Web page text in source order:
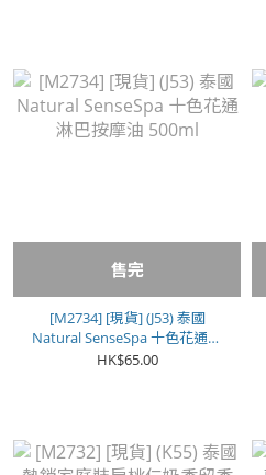
售完
[M2734] [現貨] (J53) 泰國
Natural SenseSpa 十色花通淋
巴按摩油 500ml
HK$65.00